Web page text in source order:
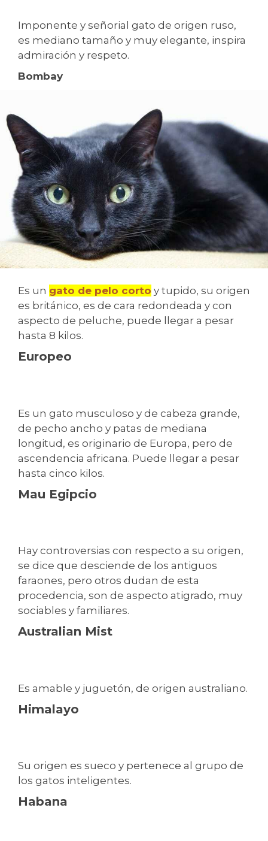
Imponente y señorial gato de origen ruso,
es mediano tamaño y muy elegante, inspira
admiración y respeto.
Bombay
Es un gato de pelo corto y tupido, su origen
es británico, es de cara redondeada y con
aspecto de peluche, puede llegar a pesar
hasta 8 kilos.
Europeo
Es un gato musculoso y de cabeza grande,
de pecho ancho y patas de mediana
longitud, es originario de Europa, pero de
ascendencia africana. Puede llegar a pesar
hasta cinco kilos.
Mau Egipcio
Hay controversias con respecto a su origen,
se dice que desciende de los antiguos
faraones, pero otros dudan de esta
procedencia, son de aspecto atigrado, muy
sociables y familiares.
Australian Mist
Es amable y juguetón, de origen australiano.
Himalayo
Su origen es sueco y pertenece al grupo de
los gatos inteligentes.
Habana